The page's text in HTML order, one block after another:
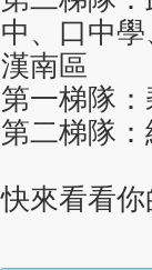
中、口中
漢南區
第一梯隊：
第二梯隊
快來看看你